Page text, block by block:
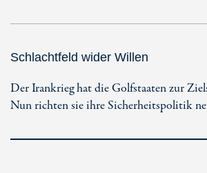
Schlachtfeld wider Willen
Der Irankrieg hat die Golfstaaten zur
Nun richten sie ihre Sicherheitspolitik